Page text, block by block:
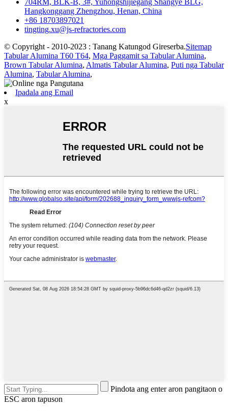
Hangkonggang Zhengzhou, Henan, China
+86 18703897021
tingting.xu@js-refractories.com
© Copyright - 2010-2023 : Tanang Katungod Gireserba.Sitemap
Tabular Alumina T60 T64, Mga Paggamit sa Tabular Alumina,
Brown Tabular Alumina, Almatis Tabular Alumina, Puti nga Tabular
Alumina, Tabular Alumina,
Ipadala ang Email
x
Pindota ang enter aron pangitaon o
ESC aron tapuson